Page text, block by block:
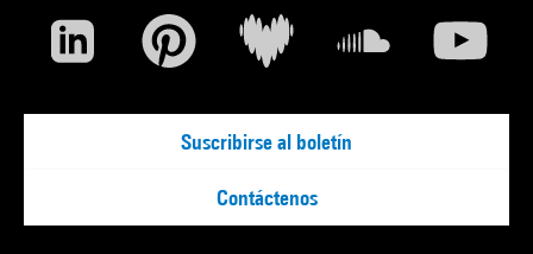
Suscribirse al boletín
Contáctenos